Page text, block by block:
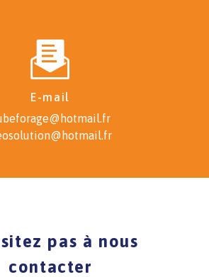
E-mail
pas à nous
contacter